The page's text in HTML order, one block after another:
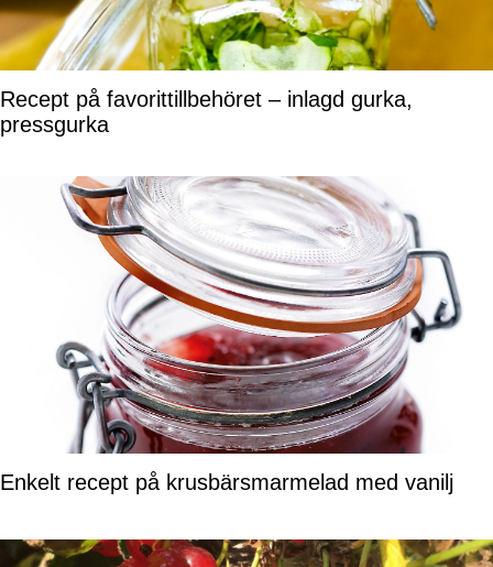
Recept på favorittillbehöret – inlagd gurka,
pressgurka
Enkelt recept på krusbärsmarmelad med vanilj